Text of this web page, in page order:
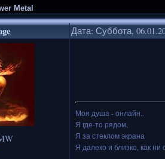
Metal
Дата: Суббота,
Моя душа - онлайн..
Я где-то рядом,
Я за стеклом экрана
Я далеко и близко, как ни